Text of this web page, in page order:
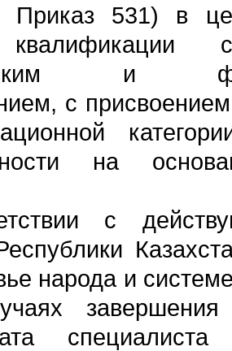
531) в
и
с
на
с
еспублики
народа и